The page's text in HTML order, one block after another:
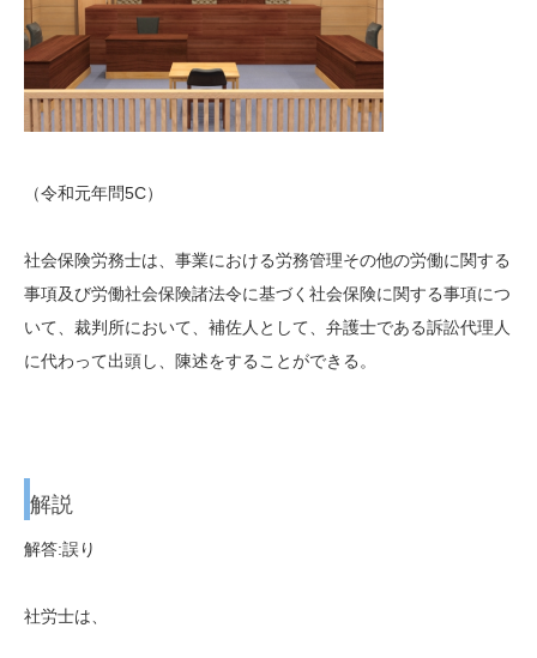
（令和元年問5C）
社会保険労務士は、事業における労務管理その他の労働に関する
事項及び労働社会保険諸法令に基づく社会保険に関する事項につ
いて、裁判所において、補佐人として、弁護士である訴訟代理人
に代わって出頭し、陳述をすることができる。
解説
解答:誤り
社労士は、